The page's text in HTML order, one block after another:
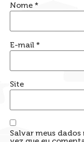
Nome *
E-mail *
Site
Salvar meus